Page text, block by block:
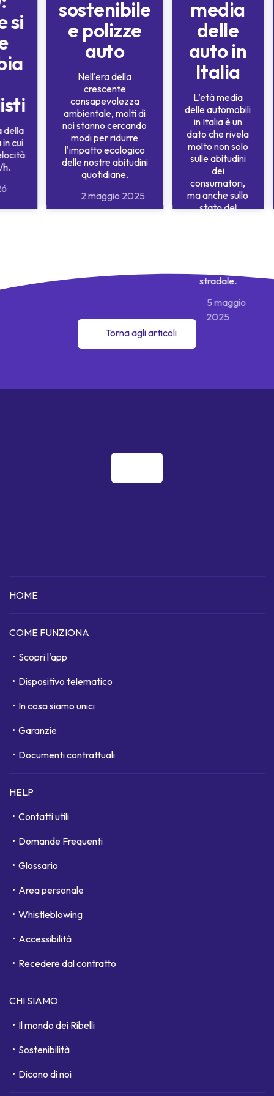
si
della
cui
h.
sostenibile
e polizze
auto
Nell'era della
crescente
consapevolezza
ambientale, molti di
noi stanno cercando
modi per ridurre
l'impatto ecologico
delle nostre abitudini
quotidiane.
2 maggio 2025
media
delle
auto in
Italia
L’età media
delle automobili
in Italia è un
dato che rivela
molto non solo
sulle abitudini
dei
consumatori,
ma anche sullo
stato del
stradale.
5 maggio
2025
Torna agli articoli
HOME
COME FUNZIONA
Scopri l'app
Dispositivo telematico
In cosa siamo unici
Garanzie
Documenti contrattuali
HELP
Contatti utili
Domande Frequenti
Glossario
Area personale
Whistleblowing
Accessibilità
Recedere dal contratto
CHI SIAMO
Il mondo dei Ribelli
Sostenibilità
Dicono di noi